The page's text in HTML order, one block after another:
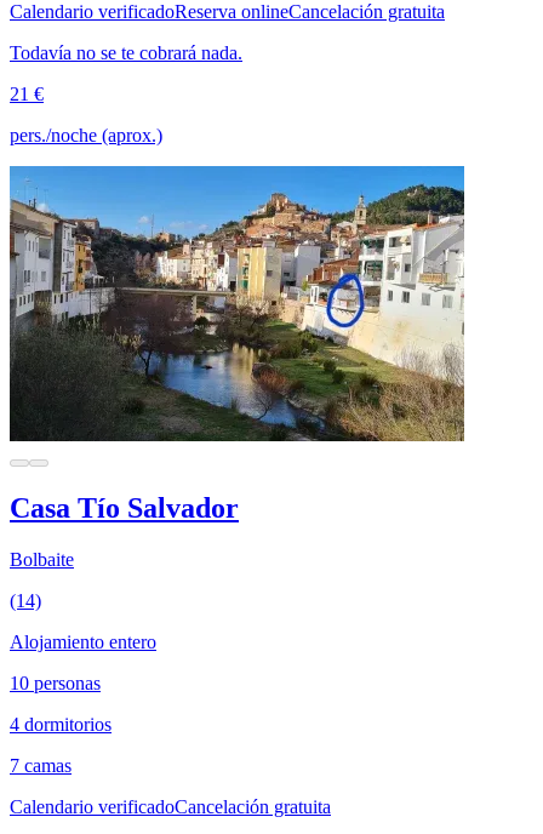
Calendario verificadoReserva onlineCancelación gratuita
Todavía no se te cobrará nada.
21 €
pers./noche (aprox.)
Casa Tío Salvador
Bolbaite
(14)
Alojamiento entero
10 personas
4 dormitorios
7 camas
Calendario verificadoCancelación gratuita